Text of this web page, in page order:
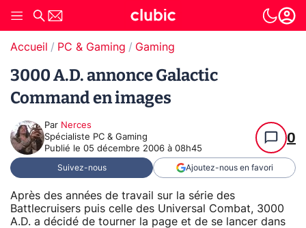
Accueil PC & Gaming Gaming
3000 A.D. annonce Galactic
Command en images
Par Nerces
Spécialiste PC & Gaming
Publié le 05 décembre 2006 à 08h45
0
Suivez-nous Ajoutez-nous en favori
Après des années de travail sur la série des
Battlecruisers puis celle des Universal Combat, 3000
A.D. a décidé de tourner la page et de se lancer dans